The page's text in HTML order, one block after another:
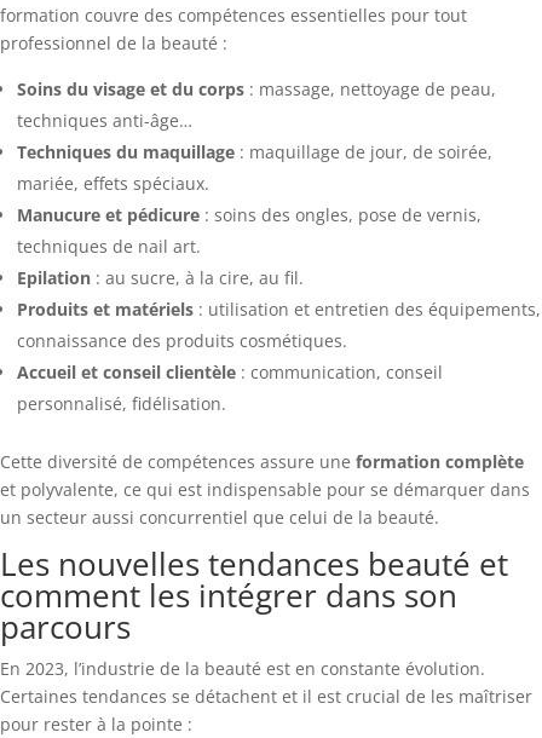
formation couvre des compétences essentielles pour tout
professionnel de la beauté :
Soins du visage et du corps : massage, nettoyage de peau,
techniques anti-âge…
Techniques du maquillage : maquillage de jour, de soirée,
mariée, effets spéciaux.
Manucure et pédicure : soins des ongles, pose de vernis,
techniques de nail art.
Epilation : au sucre, à la cire, au fil.
Produits et matériels : utilisation et entretien des équipements,
connaissance des produits cosmétiques.
Accueil et conseil clientèle : communication, conseil
personnalisé, fidélisation.
Cette diversité de compétences assure une formation complète
et polyvalente, ce qui est indispensable pour se démarquer dans
un secteur aussi concurrentiel que celui de la beauté.
Les nouvelles tendances beauté et
comment les intégrer dans son
parcours
En 2023, l’industrie de la beauté est en constante évolution.
Certaines tendances se détachent et il est crucial de les maîtriser
pour rester à la pointe :